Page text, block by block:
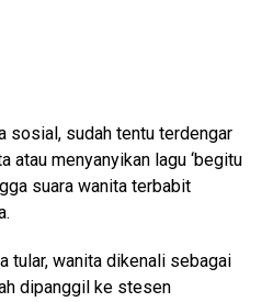
sosial, sudah tentu terdengar
atau menyanyikan lagu ‘begitu
suara wanita terbabit
tular, wanita dikenali sebagai
dipanggil ke stesen